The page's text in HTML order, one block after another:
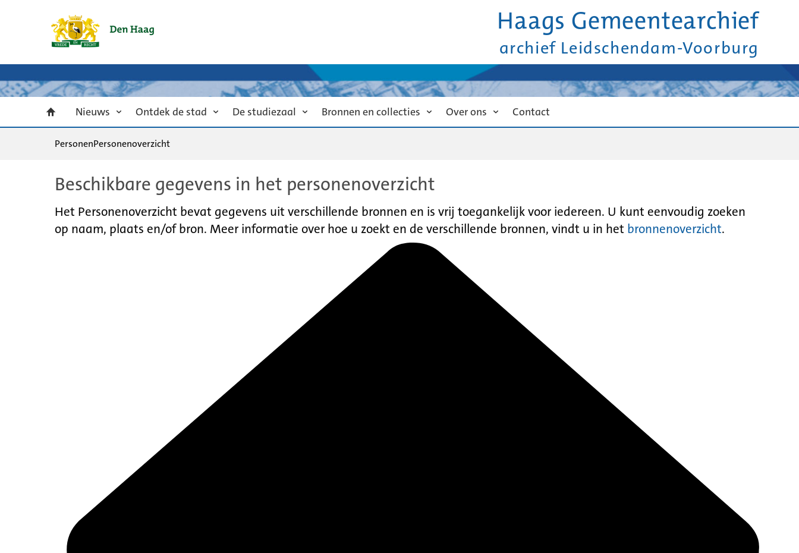
Haags Gemeentearchief
archief Leidschendam-Voorburg
Nieuws Ontdek de stad De studiezaal Bronnen en collecties Over ons Contact
PersonenPersonenoverzicht
Beschikbare gegevens in het personenoverzicht
Het Personenoverzicht bevat gegevens uit verschillende bronnen en is vrij toegankelijk voor iedereen. U kunt eenvoudig zoeken
op naam, plaats en/of bron. Meer informatie over hoe u zoekt en de verschillende bronnen, vindt u in het bronnenoverzicht.